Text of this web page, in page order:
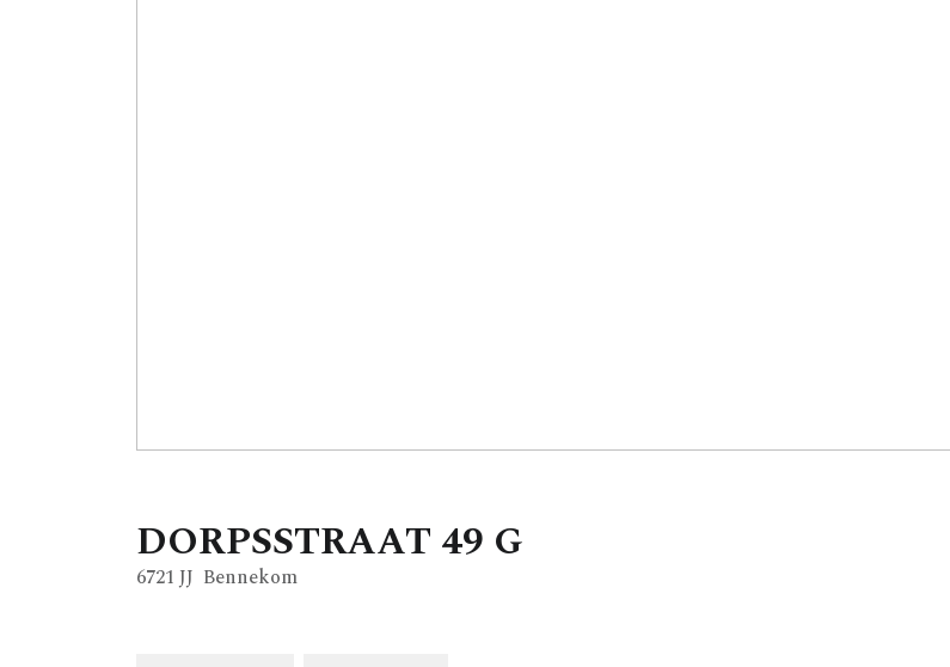
DORPSSTRAAT 49 G
6721 JJ Bennekom